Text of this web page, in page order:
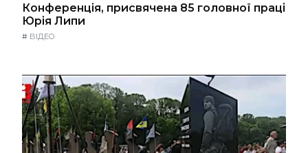
Конференція, присвячена 85 головної праці
Юрія Липи
# ВІДЕО